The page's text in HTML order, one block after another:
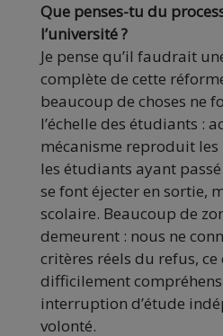
Que penses-tu du
l’université ?
Je pense qu’il faudrait
complète de cette
beaucoup de choses ne
l’échelle des étudiants :
mécanisme reproduit les
les étudiants ayant
se font éjecter en sortie,
scolaire. Beaucoup de
demeurent : nous ne
critères réels du refus,
difficilement
interruption d’étude
volonté.